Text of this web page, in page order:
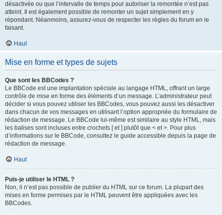
désactivée ou que l’intervalle de temps pour autoriser la remontée n’est pas
atteint. Il est également possible de remonter un sujet simplement en y
répondant. Néanmoins, assurez-vous de respecter les règles du forum en le
faisant.
Haut
Mise en forme et types de sujets
Que sont les BBCodes ?
Le BBCode est une implantation spéciale au langage HTML, offrant un large
contrôle de mise en forme des éléments d’un message. L’administrateur peut
décider si vous pouvez utiliser les BBCodes, vous pouvez aussi les désactiver
dans chacun de vos messages en utilisant l’option appropriée du formulaire de
rédaction de message. Le BBCode lui-même est similaire au style HTML, mais
les balises sont incluses entre crochets [ et ] plutôt que < et >. Pour plus
d’informations sur le BBCode, consultez le guide accessible depuis la page de
rédaction de message.
Haut
Puis-je utiliser le HTML ?
Non, il n’est pas possible de publier du HTML sur ce forum. La plupart des
mises en forme permises par le HTML peuvent être appliquées avec les
BBCodes.